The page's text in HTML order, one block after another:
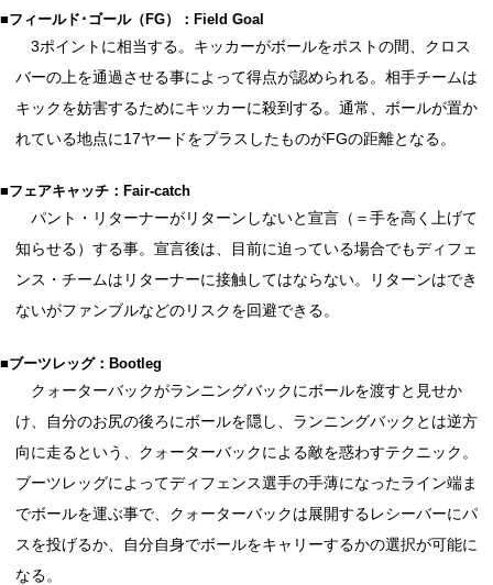
■フィールド･ゴール（FG）：Field Goal
3ポイントに相当する。キッカーがボールをポストの間、クロス
バーの上を通過させる事によって得点が認められる。相手チームは
キックを妨害するためにキッカーに殺到する。通常、ボールが置か
れている地点に17ヤードをプラスしたものがFGの距離となる。
■フェアキャッチ：Fair-catch
パント・リターナーがリターンしないと宣言（＝手を高く上げて
知らせる）する事。宣言後は、目前に迫っている場合でもディフェ
ンス・チームはリターナーに接触してはならない。リターンはでき
ないがファンブルなどのリスクを回避できる。
■ブーツレッグ：Bootleg
クォーターバックがランニングバックにボールを渡すと見せか
け、自分のお尻の後ろにボールを隠し、ランニングバックとは逆方
向に走るという、クォーターバックによる敵を惑わすテクニック。
ブーツレッグによってディフェンス選手の手薄になったライン端ま
でボールを運ぶ事で、クォーターバックは展開するレシーバーにパ
スを投げるか、自分自身でボールをキャリーするかの選択が可能に
なる。